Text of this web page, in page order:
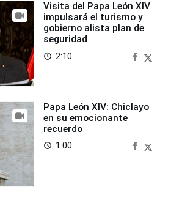
Visita del Papa León XIV
impulsará el turismo y
gobierno alista plan de
seguridad
access_time 2:10
Papa León XIV: Chiclayo
en su emocionante
recuerdo
access_time 1:00